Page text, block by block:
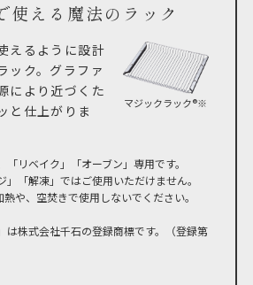
使える魔法のラック
えるように設計
ック。グラファ
により近づくた
と仕上がりま
マジックラック®※
「リベイク」「オーブン」専用です。
」「解凍」ではご使用いただけません。
や、空焚きで使用しないでください。
株式会社千石の登録商標です。（登録第